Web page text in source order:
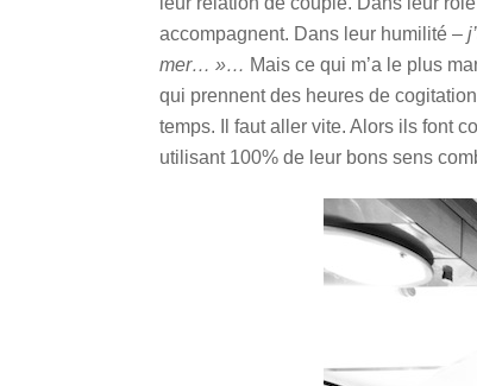
accompagnent. Dans leur humilité –
mer… »… Mais ce qui m’a le plus
qui prennent des heures de
temps. Il faut aller vite. Alors ils font
utilisant 100% de leur bons sens